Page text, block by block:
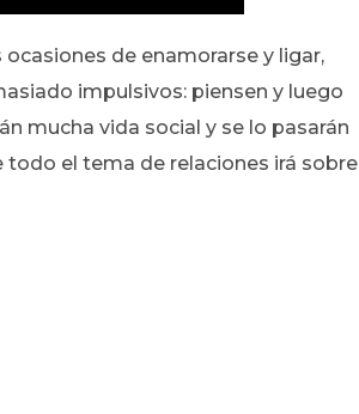
de enamorarse y ligar,
impulsivos: piensen y luego
mucha vida social y se lo pasarán
todo el tema de relaciones irá sobre